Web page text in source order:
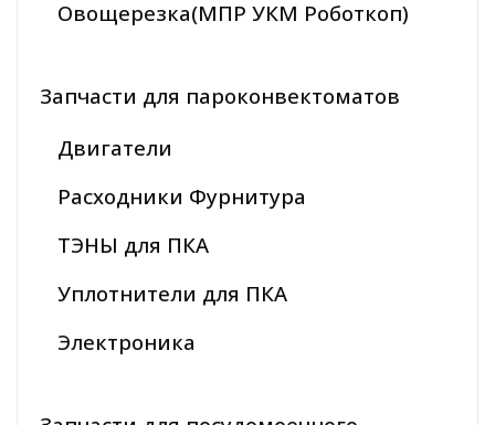
Овощерезка(МПР УКМ Роботкоп)
Запчасти для пароконвектоматов
Двигатели
Расходники Фурнитура
ТЭНЫ для ПКА
Уплотнители для ПКА
Электроника